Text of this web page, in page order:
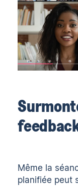
Même la
planifiée peut